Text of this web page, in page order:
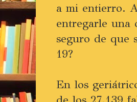
a mi entierro.
entregarle una
seguro de que
19?
En los